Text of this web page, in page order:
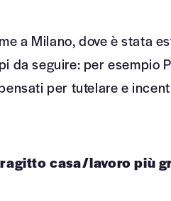
a Milano, dove è stata
da seguire: per esempio
per tutelare e
casa/lavoro più